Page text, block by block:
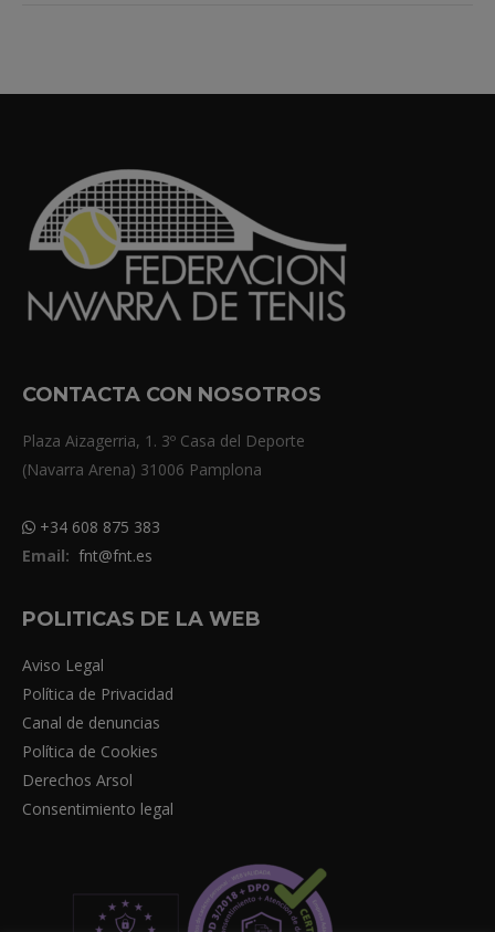
CONTACTA CON NOSOTROS
Plaza Aizagerria, 1. 3º Casa del Deporte
(Navarra Arena) 31006 Pamplona
+34 608 875 383
Email: fnt@fnt.es
POLITICAS DE LA WEB
Aviso Legal
Política de Privacidad
Canal de denuncias
Política de Cookies
Derechos Arsol
Consentimiento legal